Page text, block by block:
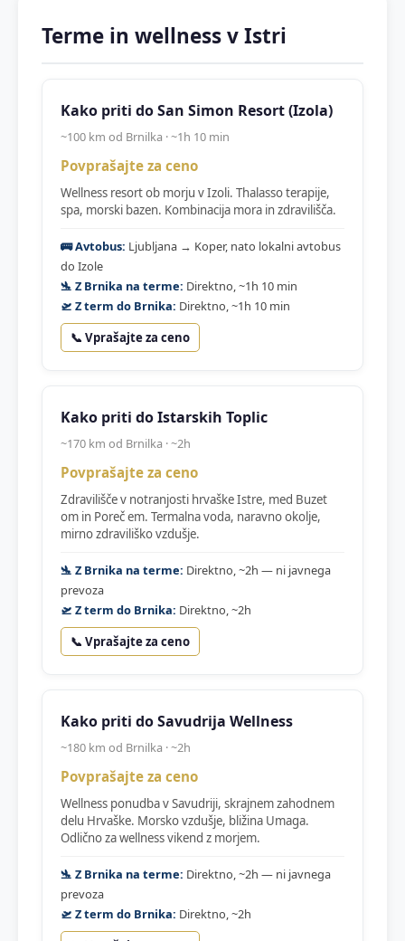
Terme in wellness v Istri
Kako priti do San Simon Resort (Izola)
~100 km od Brnilka · ~1h 10 min
Povprašajte za ceno
Wellness resort ob morju v Izoli. Thalasso terapije,
spa, morski bazen. Kombinacija mora in zdravilišča.
🚌 Avtobus: Ljubljana → Koper, nato lokalni avtobus
do Izole
🛬 Z Brnika na terme: Direktno, ~1h 10 min
🛫 Z term do Brnika: Direktno, ~1h 10 min
📞 Vprašajte za ceno
Kako priti do Istarskih Toplic
~170 km od Brnilka · ~2h
Povprašajte za ceno
Zdravilišče v notranjosti hrvaške Istre, med Buzet
om in Poreč em. Termalna voda, naravno okolje,
mirno zdraviliško vzdušje.
🛬 Z Brnika na terme: Direktno, ~2h — ni javnega
prevoza
🛫 Z term do Brnika: Direktno, ~2h
📞 Vprašajte za ceno
Kako priti do Savudrija Wellness
~180 km od Brnilka · ~2h
Povprašajte za ceno
Wellness ponudba v Savudriji, skrajnem zahodnem
delu Hrvaške. Morsko vzdušje, bližina Umaga.
Odlično za wellness vikend z morjem.
🛬 Z Brnika na terme: Direktno, ~2h — ni javnega
prevoza
🛫 Z term do Brnika: Direktno, ~2h